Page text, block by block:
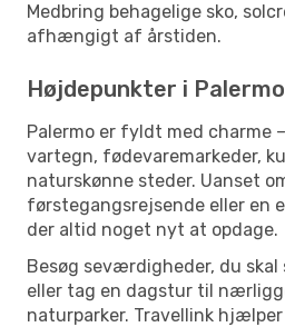
Medbring behagelige sko,
afhængigt af årstiden.
Højdepunkter i Palermo
Palermo er fyldt med charme
vartegn, fødevaremarkeder,
naturskønne steder. Uanset
førstegangsrejsende eller en
der altid noget nyt at opdage.
Besøg seværdigheder, du skal
eller tag en dagstur til
naturparker. Travellink